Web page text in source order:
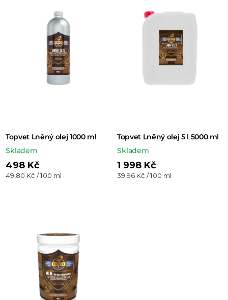
ů
Topvet Lněný olej 1000 ml
Skladem
498 Kč
Měrná
49,80 Kč / 100 ml
Topvet Lněný olej 5 l 5000 ml
Skladem
1 998 Kč
Měrná
39,96 Kč / 100 ml